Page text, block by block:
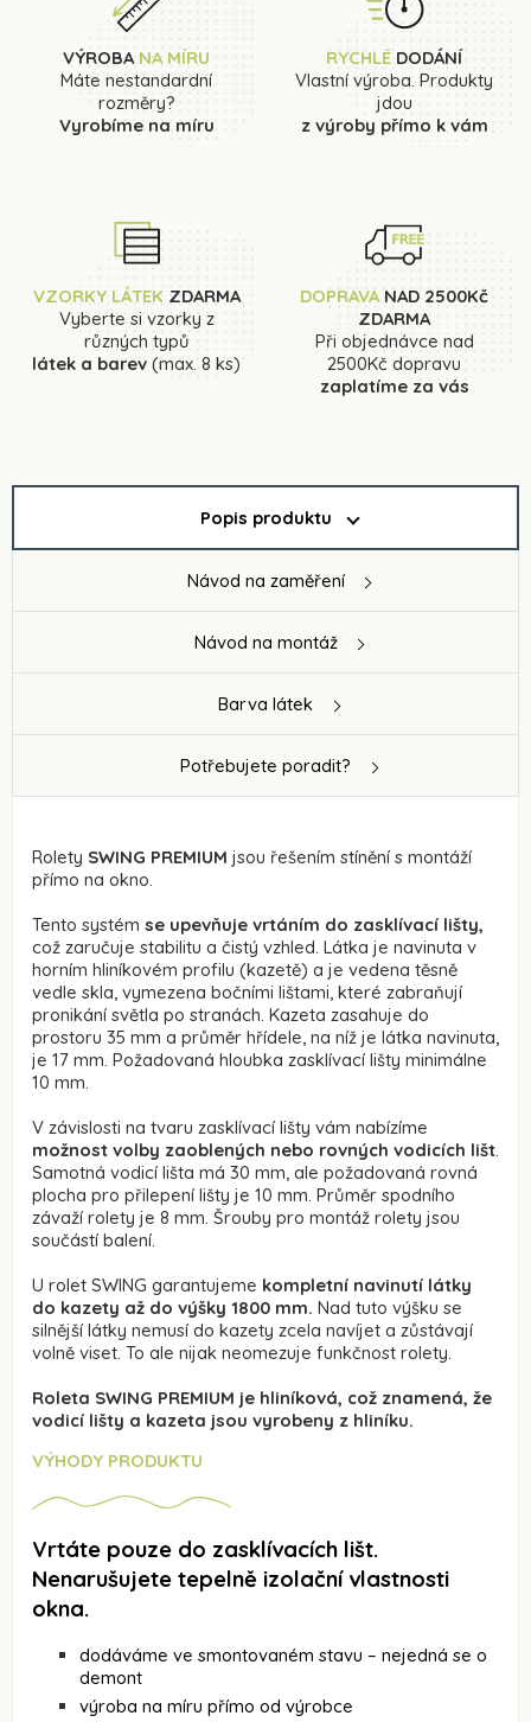
VÝROBA NA MÍRU
Máte nestandardní
rozměry?
Vyrobíme na míru
RYCHLÉDODÁNÍ
Vlastní výroba. Produkty
jdou
z výroby přímo k vám
VZORKY LÁTEK ZDARMA
Vyberte si vzorky z
různých typů
látek a barev (max. 8 ks)
DOPRAVA NAD 2500Kč
ZDARMA
Při objednávce nad
2500Kč dopravu
zaplatíme za vás
Popis produktu
Návod na zaměření
Návod na montáž
Barva látek
Potřebujete poradit?
Rolety SWING PREMIUM jsou řešením stínění s montáží
přímo na okno.
Tento systém se upevňuje vrtáním do zasklívací lišty,
což zaručuje stabilitu a čistý vzhled. Látka je navinuta v
horním hliníkovém profilu (kazetě) a je vedena těsně
vedle skla, vymezena bočními lištami, které zabraňují
pronikání světla po stranách. Kazeta zasahuje do
prostoru 35 mm a průměr hřídele, na níž je látka navinuta,
je 17 mm. Požadovaná hloubka zasklívací lišty minimálne
10 mm.
V závislosti na tvaru zasklívací lišty vám nabízíme
možnost volby zaoblených nebo rovných vodicích lišt.
Samotná vodicí lišta má 30 mm, ale požadovaná rovná
plocha pro přilepení lišty je 10 mm. Průměr spodního
závaží rolety je 8 mm. Šrouby pro montáž rolety jsou
součástí balení.
U rolet SWING garantujeme kompletní navinutí látky
do kazety až do výšky 1800 mm. Nad tuto výšku se
silnější látky nemusí do kazety zcela navíjet a zůstávají
volně viset. To ale nijak neomezuje funkčnost rolety.
Roleta SWING PREMIUM je hliníková, což znamená, že
vodicí lišty a kazeta jsou vyrobeny z hliníku.
VÝHODY PRODUKTU
Vrtáte pouze do zasklívacích lišt.
Nenarušujete tepelně izolační vlastnosti
okna.
dodáváme ve smontovaném stavu – nejedná se o
demont
výroba na míru přímo od výrobce